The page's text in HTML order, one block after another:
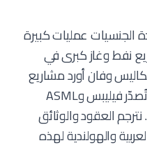
الجنسيات عمليات كبيرة
نفط وغاز كبرى في
وفان أورد مشاريع
تجريف وبناء ضخمة في الخليج. وتُصدّر فيليبس وASML
العقود والوثائق
والهولندية لهذه